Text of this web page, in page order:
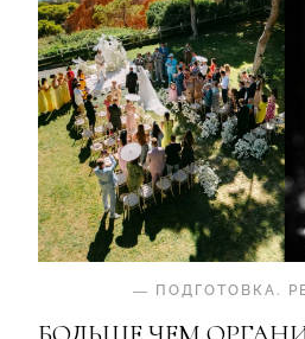
— ПОДГОТОВКА.